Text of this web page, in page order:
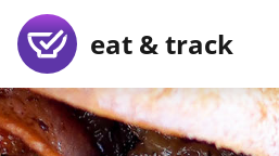
eat & track